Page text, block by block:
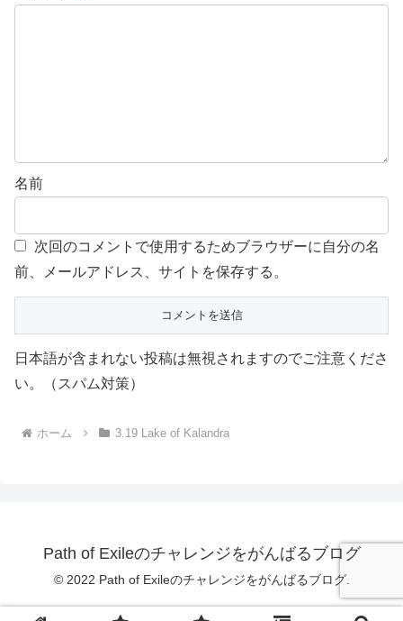
名前
次回のコメントで使用するためブラウザーに自分の名
前、メールアドレス、サイトを保存する。
日本語が含まれない投稿は無視されますのでご注意くださ
い。（スパム対策）
ホーム 3.19 Lake of Kalandra
Path of Exileのチャレンジをがんばるブログ
© 2022 Path of Exileのチャレンジをがんばるブログ.